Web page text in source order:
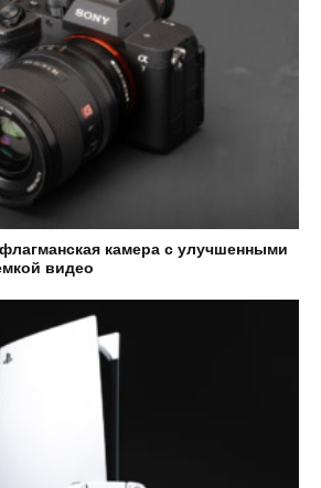
камера с улучшенными
видео